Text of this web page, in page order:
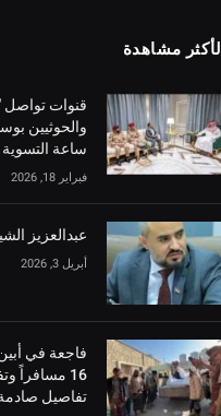
الأكثر مشاهدة
قنوات تواصل
والحوثيين
ساعة
فبراير 18, 2026
‏عبدالعزيز
أبريل 3, 2026
فاجعة في
16 مسافراً
تفاصيل